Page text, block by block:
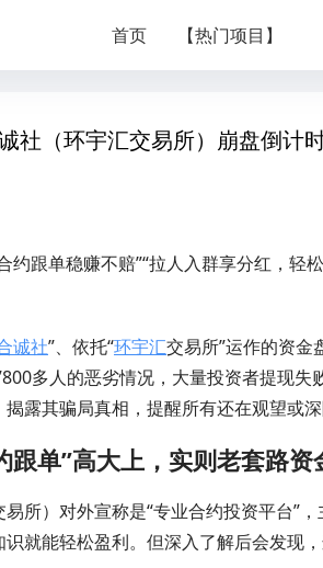
首页 【热门项目】
社（环宇汇交易所）崩盘倒计
约跟单稳赚不赔”“拉人入群享分红，
诚社”、依托“环宇汇交易所”运作的资金
多人的恶劣情况，大量投资者提现
露其骗局真相，提醒所有还在观望或
跟单”高大上，实则老套路资
所）对外宣称是“专业合约投资平台”
就能轻松盈利。但深入了解后会发现